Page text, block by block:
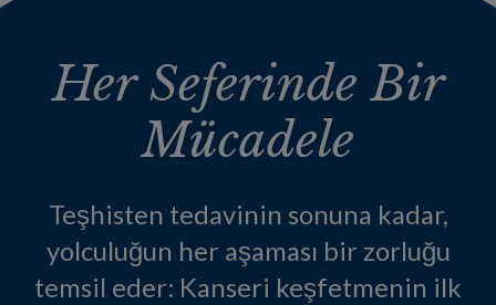
Her Seferinde Bir
Mücadele
Teşhisten tedavinin sonuna kadar,
yolculuğun her aşaması bir zorluğu
temsil eder: Kanseri keşfetmenin ilk